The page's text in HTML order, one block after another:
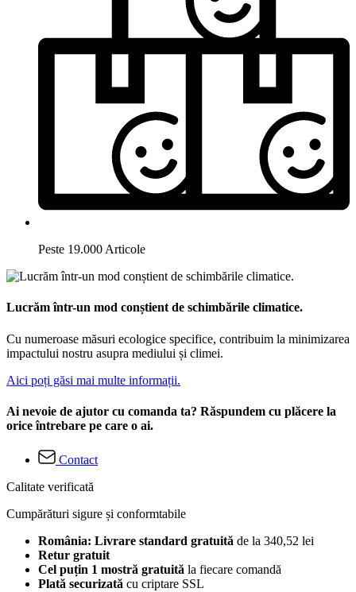
Peste 19.000 Articole
Lucrăm într-un mod conștient de schimbările climatice.
Cu numeroase măsuri ecologice specifice, contribuim la minimizarea
impactului nostru asupra mediului și climei.
Aici poți găsi mai multe informații.
Ai nevoie de ajutor cu comanda ta? Răspundem cu plăcere la
orice întrebare pe care o ai.
Contact
Calitate verificată
Cumpărături sigure și conformtabile
România: Livrare standard gratuită de la 340,52 lei
Retur gratuit
Cel puțin 1 mostră gratuită la fiecare comandă
Plată securizată cu criptare SSL